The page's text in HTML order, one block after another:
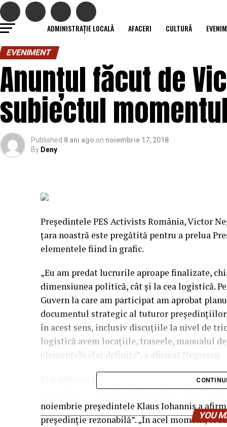
ADMINISTRAȚIE LOCALĂ AFACERI CULTURĂ
EVENIMENT
Anunțul făcut de
subiectul
Published 8 ani ago on noiembrie 17, 2018
By Deny
Preşedintele PES Activists România, Victor
ţara noastră este pregătită pentru a prelua
elementele fiind în grafic.
„Eu am predat lucrurile aproape finalizate,
dimensiunea politică, cât şi la cea logistică.
Guvern la care am participat am aprobat
documentul strategic al tuturor
în acest sens, inclusiv discuţiile la nivel de
logistică avem locaţiile, traseele, manualul
elementele clar definite”, a afirmat Negrescu.
El a adăugat că, în acest an, au existat
partidelor de guvernământ care au spus
noiembrie preşedintele Klaus Iohannis a
preşedinţie rezonabilă”. „În acel moment,YOU